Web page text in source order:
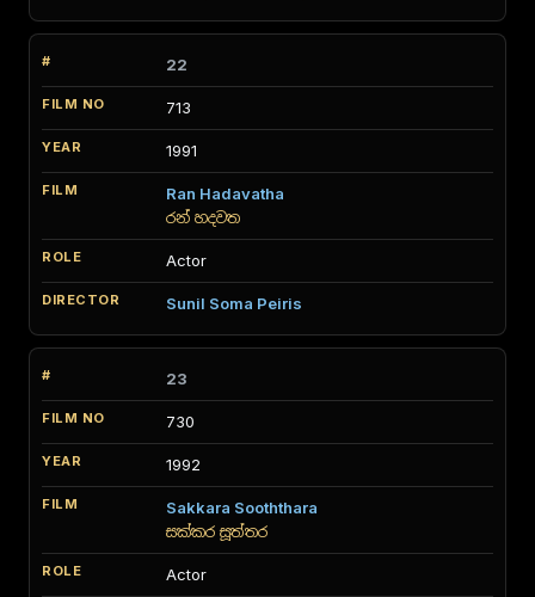
22
713
1991
Ran Hadavatha
රන් හදවත
Actor
Sunil Soma Peiris
23
730
1992
Sakkara Sooththara
සක්කර සූත්තර
Actor